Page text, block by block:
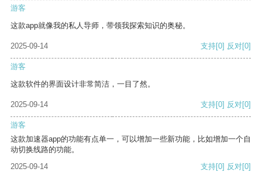
游客
这款app就像我的私人导师，带领我探索知识的奥秘。
2025-09-14 支持[0] 反对[0]
游客
这款软件的界面设计非常简洁，一目了然。
2025-09-14 支持[0] 反对[0]
游客
这款加速器app的功能有点单一，可以增加一些新功能，比如增加一个自
动切换线路的功能。
2025-09-14
支持[0] 反对[0]